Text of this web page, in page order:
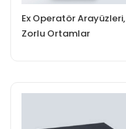
Ex Operatör Arayüzleri,
Zorlu Ortamlar